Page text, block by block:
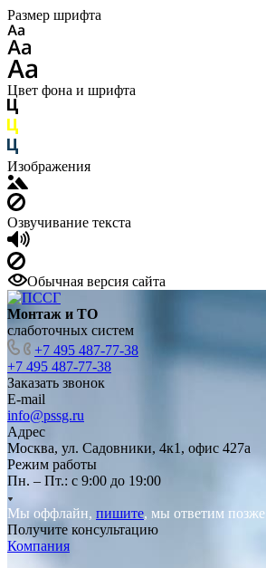
Размер шрифта
Цвет фона и шрифта
Изображения
Озвучивание текста
Обычная версия сайта
Монтаж и ТО
слаботочных систем
+7 495 487-77-38
+7 495 487-77-38
Заказать звонок
E-mail
info@pssg.ru
Адрес
Москва, ул. Садовники, 4к1, офис 427а
Режим работы
Пн. – Пт.: с 9:00 до 19:00
Мы оффлайн, пишите, мы ответим позже
Получите консультацию
Компания